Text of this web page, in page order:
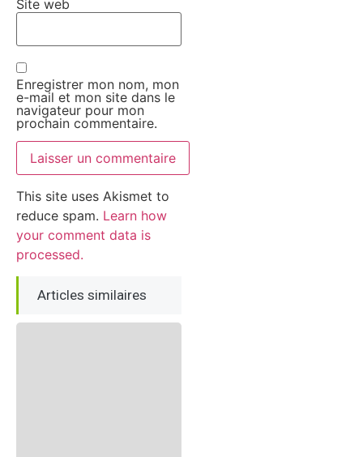
Site web
Enregistrer mon nom, mon
e-mail et mon site dans le
navigateur pour mon
prochain commentaire.
This site uses Akismet to
reduce spam. Learn how
your comment data is
processed.
Articles similaires